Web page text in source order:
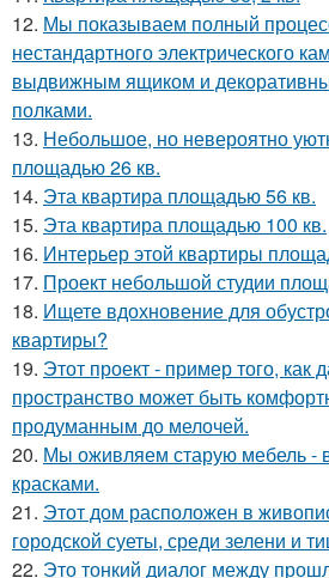
12. Мы показываем полный
нестандартного электрического
выдвижным ящиком и
полками.
13. Небольшое, но невероятно
площадью 26 кв.
14. Эта квартира площадью 56 кв.
15. Эта квартира площадью 100 кв.
16. Интерьер этой квартиры
17. Проект небольшой студии
18. Ищете вдохновение для
квартиры?
19. Этот проект - пример того, как
пространство может быть
продуманным до мелочей.
20. Мы оживляем старую мебель -
красками.
21. Этот дом расположен в
городской суеты, среди зелени и
22. Это тонкий диалог между